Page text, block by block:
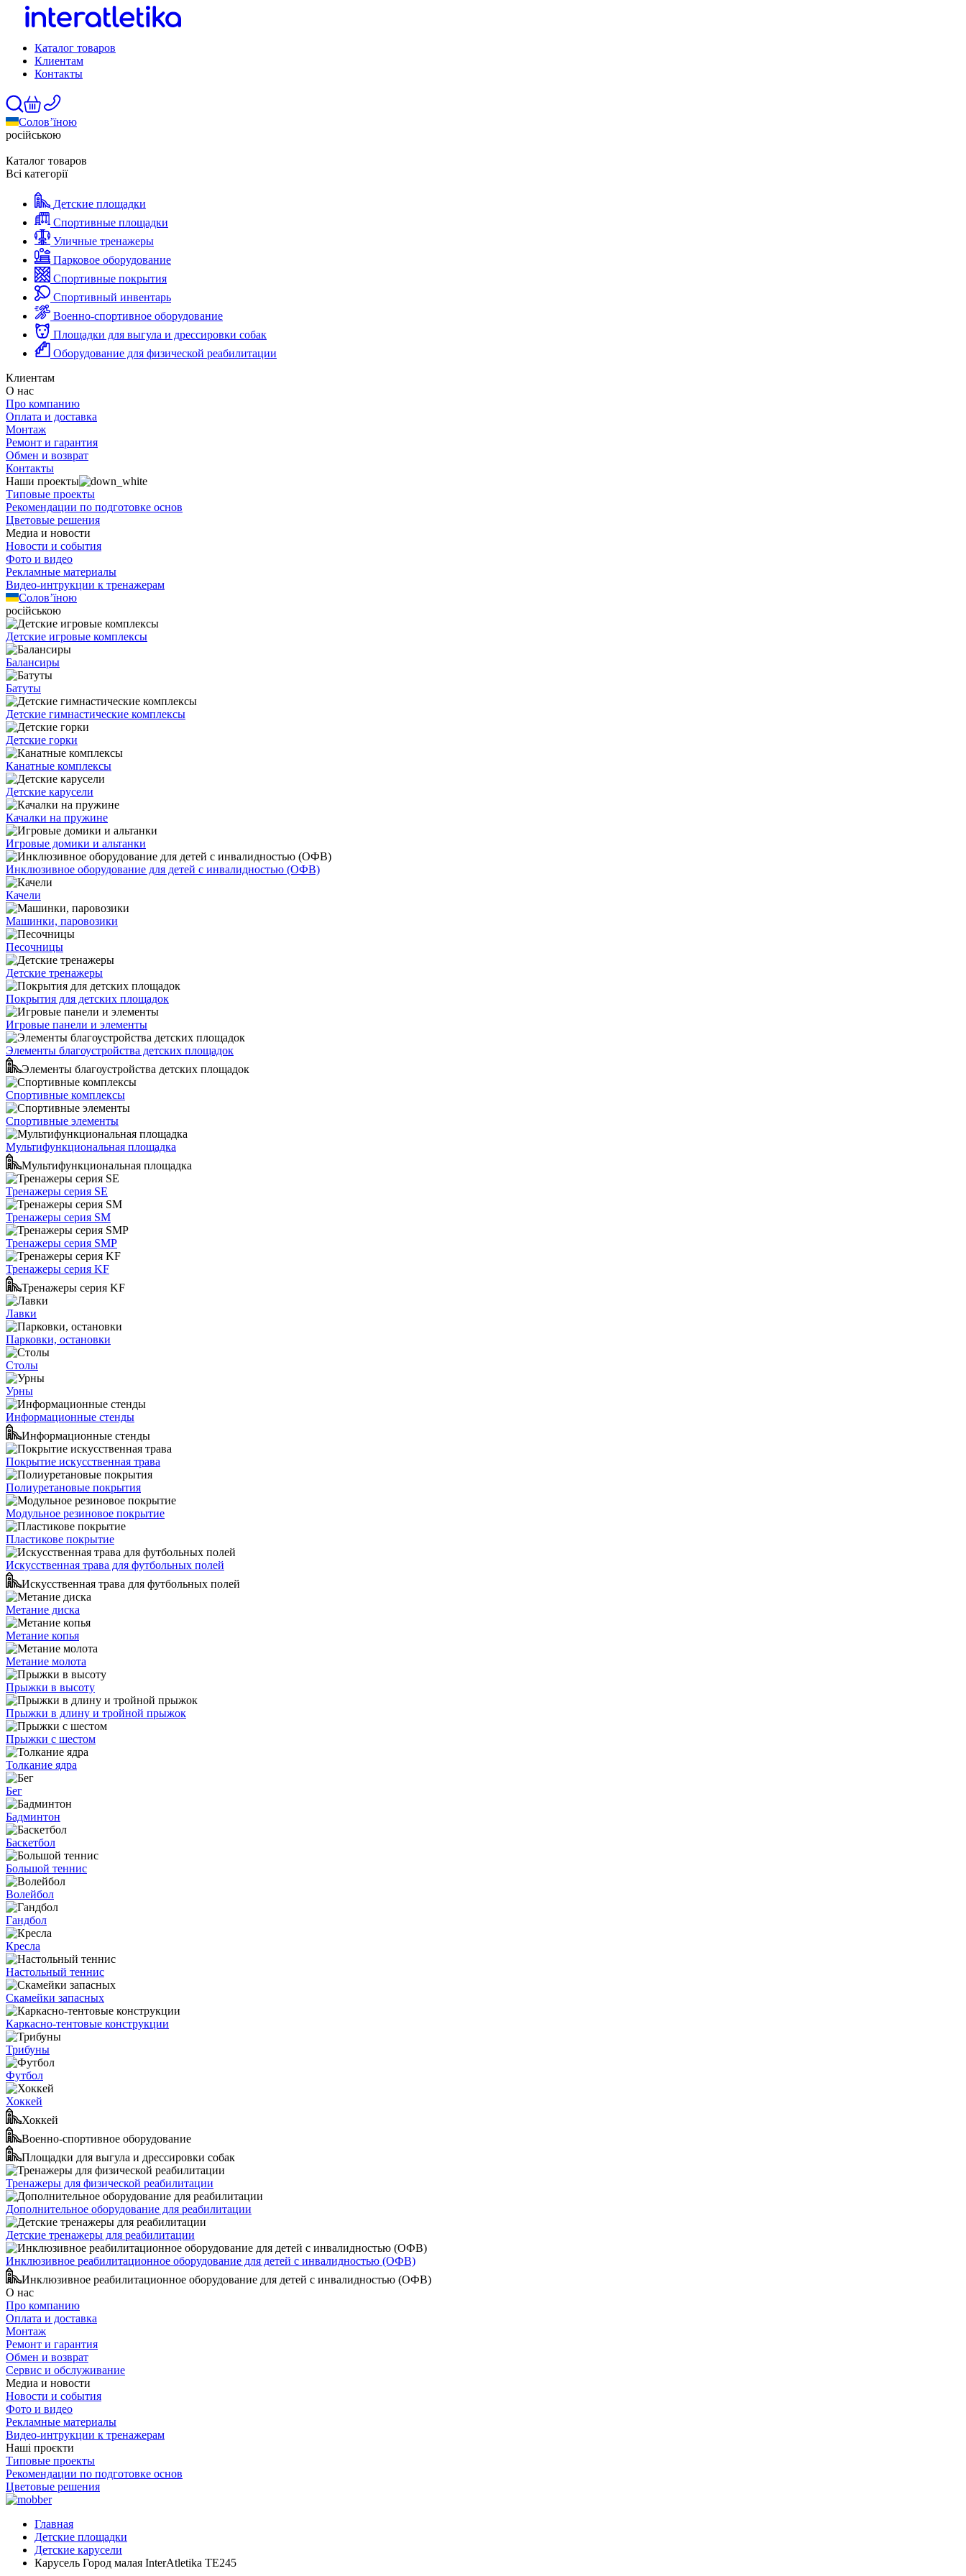
Каталог товаров
Клиентам
Контакты
Солов’їною
російською
Каталог товаров
Всі категорії
Детские площадки
Спортивные площадки
Уличные тренажеры
Парковое оборудование
Спортивные покрытия
Спортивный инвентарь
Военно-спортивное оборудование
Площадки для выгула и дрессировки собак
Оборудование для физической реабилитации
Клиентам
О нас
Про компанию
Оплата и доставка
Монтаж
Ремонт и гарантия
Обмен и возврат
Контакты
Наши проекты
Типовые проекты
Рекомендации по подготовке основ
Цветовые решения
Медиа и новости
Новости и события
Фото и видео
Рекламные материалы
Видео-интрукции к тренажерам
Солов’їною
російською
Детские игровые комплексы
Балансиры
Батуты
Детские гимнастические комплексы
Детские горки
Канатные комплексы
Детские карусели
Качалки на пружине
Игровые домики и альтанки
Инклюзивное оборудование для детей с инвалидностью (ОФВ)
Качели
Машинки, паровозики
Песочницы
Детские тренажеры
Покрытия для детских площадок
Игровые панели и элементы
Элементы благоустройства детских площадок
Элементы благоустройства детских площадок
Спортивные комплексы
Спортивные элементы
Мультифункциональная площадка
Мультифункциональная площадка
Тренажеры серия SE
Тренажеры серия SM
Тренажеры серия SMP
Тренажеры серия KF
Тренажеры серия KF
Лавки
Парковки, остановки
Столы
Урны
Информационные стенды
Информационные стенды
Покрытие искусственная трава
Полиуретановые покрытия
Модульное резиновое покрытие
Пластикове покрытие
Искусственная трава для футбольных полей
Искусственная трава для футбольных полей
Метание диска
Метание копья
Метание молота
Прыжки в высоту
Прыжки в длину и тройной прыжок
Прыжки с шестом
Толкание ядра
Бег
Бадминтон
Баскетбол
Большой теннис
Волейбол
Гандбол
Кресла
Настольный теннис
Скамейки запасных
Каркасно-тентовые конструкции
Трибуны
Футбол
Хоккей
Хоккей
Военно-спортивное оборудование
Площадки для выгула и дрессировки собак
Тренажеры для физической реабилитации
Дополнительное оборудование для реабилитации
Детские тренажеры для реабилитации
Инклюзивное реабилитационное оборудование для детей с инвалидностью (ОФВ)
Инклюзивное реабилитационное оборудование для детей с инвалидностью (ОФВ)
О нас
Про компанию
Оплата и доставка
Монтаж
Ремонт и гарантия
Обмен и возврат
Сервис и обслуживание
Медиа и новости
Новости и события
Фото и видео
Рекламные материалы
Видео-интрукции к тренажерам
Наші проєкти
Типовые проекты
Рекомендации по подготовке основ
Цветовые решения
Главная
Детские площадки
Детские карусели
Карусель Город малая InterAtletika TE245